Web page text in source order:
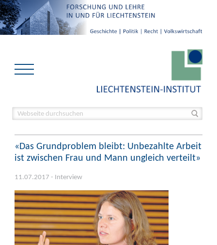
«Das Grundproblem bleibt: Unbezahlte Arbeit
ist zwischen Frau und Mann ungleich verteilt»
11.07.2017 - Interview